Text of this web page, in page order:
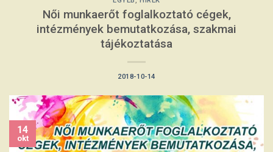
Női munkaerőt foglalkoztató cégek,
intézmények bemutatkozása, szakmai
tájékoztatása
2018-10-14
14
okt